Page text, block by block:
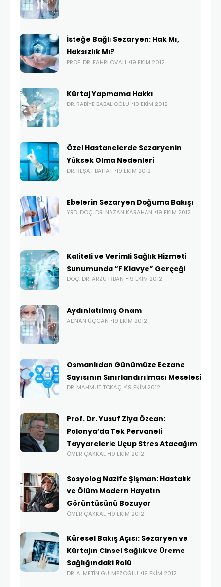
İsteğe Bağlı Sezaryen: Hak Mı,
Haksızlık Mı?
PROF. DR. FAHRI OVALI 19 EKIM 2012
Kürtaj Yapmama Hakkı
DR. RABIYE BABALIOĞLU 19 EKIM 2012
Özel Hastanelerde Sezaryenin
Yüksek Olma Nedenleri
DR. REŞAT BAHAT 19 EKIM 2012
Ebelerin Sezaryen Doğuma Bakışı
YRD. DOÇ. DR. NAZAN KARAHAN 19 EKIM 2012
Kaliteli ve Verimli Sağlık Hizmeti
Sunumunda “F Klavye” Gerçeği
DOÇ. DR. ARZU İRBAN 19 EKIM 2012
Aydınlatılmış Onam
ADNAN ÜÇCAN 19 EKIM 2012
Osmanlıdan Günümüze Eczane
Sayısının Sınırlandırılması Meselesi
DR. MAHMUT TOKAÇ 19 EKIM 2012
Prof. Dr. Yusuf Ziya Özcan:
Polonya’da Tek Pervaneli
Tayyarelerle Uçup Stres Atacağım
ÖMER ÇAKKAL 19 EKIM 2012
Sosyolog Nazife Şişman: Hastalık
ve Ölüm Modern Hayatın
Görüntüsünü Bozuyor
ÖMER ÇAKKAL 19 EKIM 2012
Küresel Bakış Açısı: Sezaryen ve
Kürtajın Cinsel Sağlık ve Üreme
Sağlığındaki Rolü
DR. A. METIN GÜLMEZOĞLU 19 EKIM 2012